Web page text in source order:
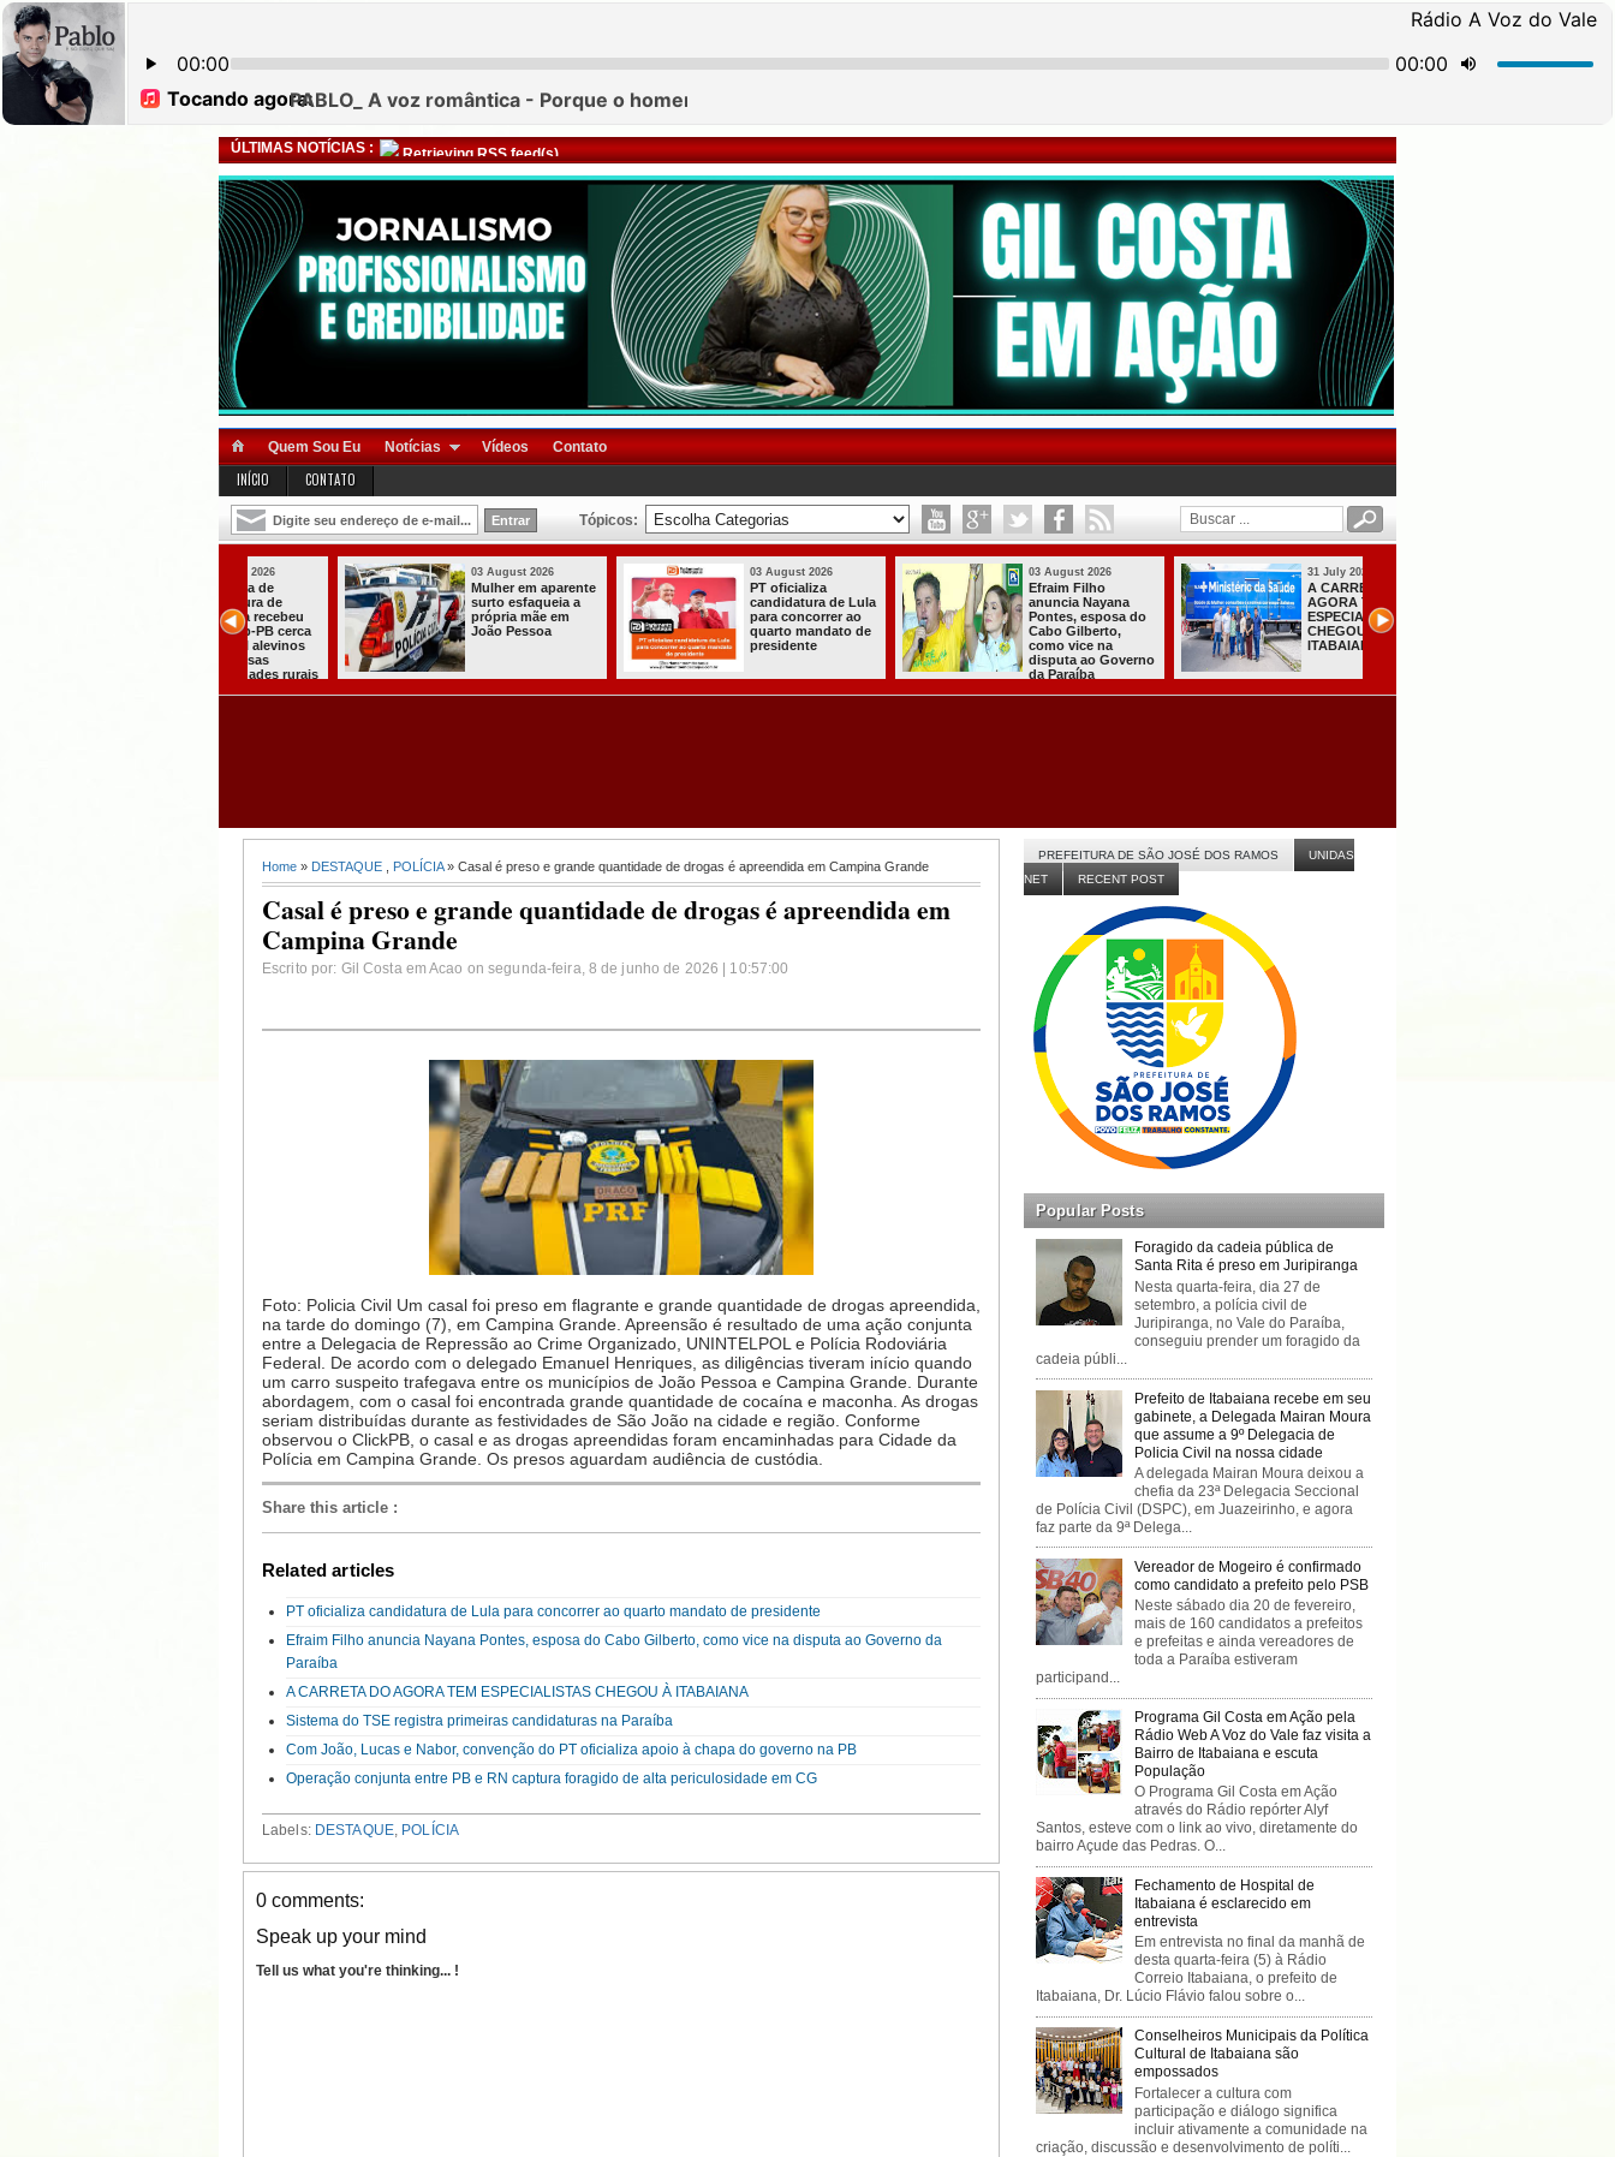
ÚLTIMAS NOTÍCIAS : Retrieving RSS feed(s)
Quem Sou Eu Notícias Vídeos Contato
INÍCIO CONTATO
Tópicos:
Itabaiana recebeu
da Sedap-PB cerca
03 August 2026
Mulher em aparente
surto esfaqueia a
própria mãe em
João Pessoa
03 August 2026
PT oficializa
candidatura de Lula
para concorrer ao
quarto mandato de
presidente
03 August 2026
Efraim Filho
anuncia Nayana
Pontes, esposa do
Cabo Gilberto,
como vice na
disputa ao Governo
da Paraíba
31 July 2026
A CARRETA DO
AGORA TEM
ESPECIALISTAS
CHEGOU À
ITABAIANA
Home » DESTAQUE POLÍCIA» Casal é preso e grande quantidade de drogas é apreendida em Campina Grande
Casal é preso e grande quantidade de drogas é apreendida em
Campina Grande
Escrito por: Gil Costa em Acao on segunda-feira, 8 de junho de 2026 | 10:57:00
Foto: Policia Civil Um casal foi preso em flagrante e grande quantidade de drogas apreendida,
na tarde do domingo (7), em Campina Grande. Apreensão é resultado de uma ação conjunta
entre a Delegacia de Repressão ao Crime Organizado, UNINTELPOL e Polícia Rodoviária
Federal. De acordo com o delegado Emanuel Henriques, as diligências tiveram início quando
um carro suspeito trafegava entre os municípios de João Pessoa e Campina Grande. Durante
abordagem, com o casal foi encontrada grande quantidade de cocaína e maconha. As drogas
seriam distribuídas durante as festividades de São João na cidade e região. Conforme
observou o ClickPB, o casal e as drogas apreendidas foram encaminhadas para Cidade da
Polícia em Campina Grande. Os presos aguardam audiência de custódia.
Share this article :
Related articles
PT oficializa candidatura de Lula para concorrer ao quarto mandato de presidente
Efraim Filho anuncia Nayana Pontes, esposa do Cabo Gilberto, como vice na disputa ao Governo da
Paraíba
A CARRETA DO AGORA TEM ESPECIALISTAS CHEGOU À ITABAIANA
Sistema do TSE registra primeiras candidaturas na Paraíba
Com João, Lucas e Nabor, convenção do PT oficializa apoio à chapa do governo na PB
Operação conjunta entre PB e RN captura foragido de alta periculosidade em CG
Labels: DESTAQUE, POLÍCIA
0 comments:
Speak up your mind
Tell us what you're thinking... !
PREFEITURA DE SÃO JOSÉ DOS RAMOS
UNIDAS
NET
RECENT POST
Popular Posts
Foragido da cadeia pública de
Santa Rita é preso em Juripiranga
Nesta quarta-feira, dia 27 de
setembro, a polícia civil de
Juripiranga, no Vale do Paraíba,
conseguiu prender um foragido da
cadeia públi...
Prefeito de Itabaiana recebe em seu
gabinete, a Delegada Mairan Moura
que assume a 9º Delegacia de
Policia Civil na nossa cidade
A delegada Mairan Moura deixou a
chefia da 23ª Delegacia Seccional
de Polícia Civil (DSPC), em Juazeirinho, e agora
faz parte da 9ª Delega...
Vereador de Mogeiro é confirmado
como candidato a prefeito pelo PSB
Neste sábado dia 20 de fevereiro,
mais de 160 candidatos a prefeitos
e prefeitas e ainda vereadores de
toda a Paraíba estiveram
participand...
Programa Gil Costa em Ação pela
Rádio Web A Voz do Vale faz visita a
Bairro de Itabaiana e escuta
População
O Programa Gil Costa em Ação
através do Rádio repórter Alyf
Santos, esteve com o link ao vivo, diretamente do
bairro Açude das Pedras. O...
Fechamento de Hospital de
Itabaiana é esclarecido em
entrevista
Em entrevista no final da manhã de
desta quarta-feira (5) à Rádio
Correio Itabaiana, o prefeito de
Itabaiana, Dr. Lúcio Flávio falou sobre o...
Conselheiros Municipais da Política
Cultural de Itabaiana são
empossados
Fortalecer a cultura com
participação e diálogo significa
incluir ativamente a comunidade na
criação, discussão e desenvolvimento de políti...